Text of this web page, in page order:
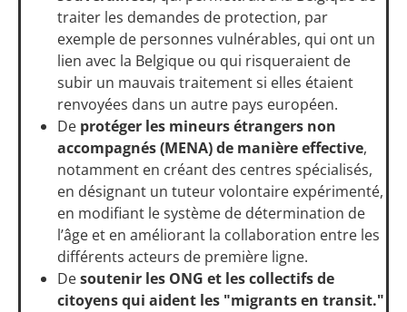
traiter les demandes de protection, par
exemple de personnes vulnérables, qui ont un
lien avec la Belgique ou qui risqueraient de
subir un mauvais traitement si elles étaient
renvoyées dans un autre pays européen.
De protéger les mineurs étrangers non
accompagnés (MENA) de manière effective,
notamment en créant des centres spécialisés,
en désignant un tuteur volontaire expérimenté,
en modifiant le système de détermination de
l’âge et en améliorant la collaboration entre les
différents acteurs de première ligne.
Desoutenir les ONG et les collectifs de
citoyens qui aident les "migrants en transit."